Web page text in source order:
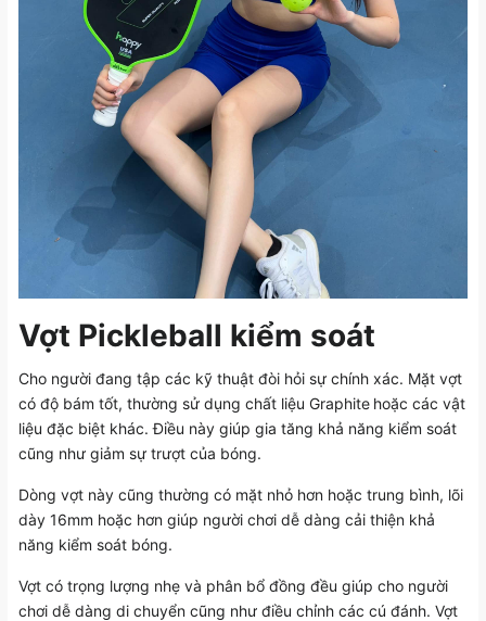
Vợt Pickleball kiểm soát
Cho người đang tập các kỹ thuật đòi hỏi sự chính xác. Mặt vợt
có độ bám tốt, thường sử dụng chất liệu Graphite hoặc các vật
liệu đặc biệt khác. Điều này giúp gia tăng khả năng kiểm soát
cũng như giảm sự trượt của bóng.
Dòng vợt này cũng thường có mặt nhỏ hơn hoặc trung bình, lõi
dày 16mm hoặc hơn giúp người chơi dễ dàng cải thiện khả
năng kiểm soát bóng.
Vợt có trọng lượng nhẹ và phân bổ đồng đều giúp cho người
chơi dễ dàng di chuyển cũng như điều chỉnh các cú đánh. Vợt